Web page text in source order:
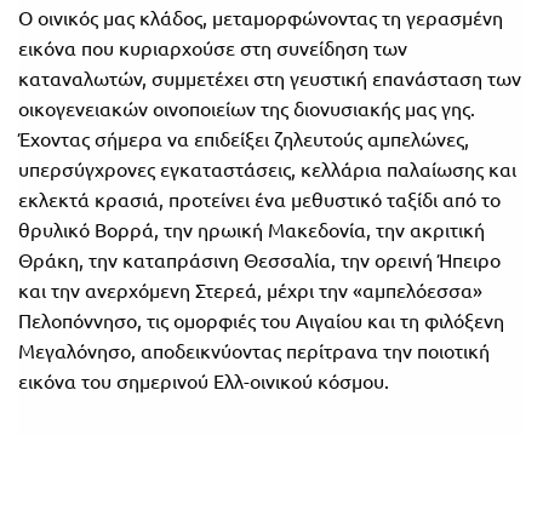
Βιβλιοθήκη
του
εκπαιδευτικού
Πανελλήνιοι
Μαθητικοί
Διαγωνισμοί
Παζλ και
Επιτραπέζια
Παιχνίδια
Γ΄
Τάξη
Ε.ΠΑΛ.
Για
όλο
το
λύκειο
Ο οινικός μας κλάδος, μεταμορφώνοντας τη γερασμένη
εικόνα που κυριαρχούσε στη συνείδηση των
καταναλωτών, συμμετέχει στη γευστική επανάσταση των
οικογενειακών οινοποιείων της διονυσιακής μας γης.
Έχοντας σήμερα να επιδείξει ζηλευτούς αμπελώνες,
υπερσύγχρονες εγκαταστάσεις, κελλάρια παλαίωσης και
εκλεκτά κρασιά, προτείνει ένα μεθυστικό ταξίδι από το
θρυλικό Βορρά, την ηρωική Μακεδονία, την ακριτική
Θράκη, την καταπράσινη Θεσσαλία, την ορεινή Ήπειρο
και την ανερχόμενη Στερεά, μέχρι την «αμπελόεσσα»
Πελοπόννησο, τις ομορφιές του Αιγαίου και τη φιλόξενη
Μεγαλόνησο, αποδεικνύοντας περίτρανα την ποιοτική
εικόνα του σημερινού Ελλ-οινικού κόσμου.